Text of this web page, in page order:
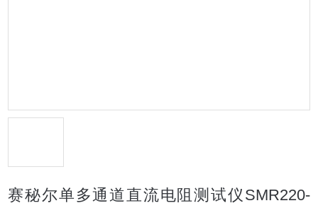
赛秘尔单多通道直流电阻测试仪SMR220-